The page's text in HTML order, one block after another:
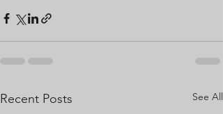
Recent Posts See All